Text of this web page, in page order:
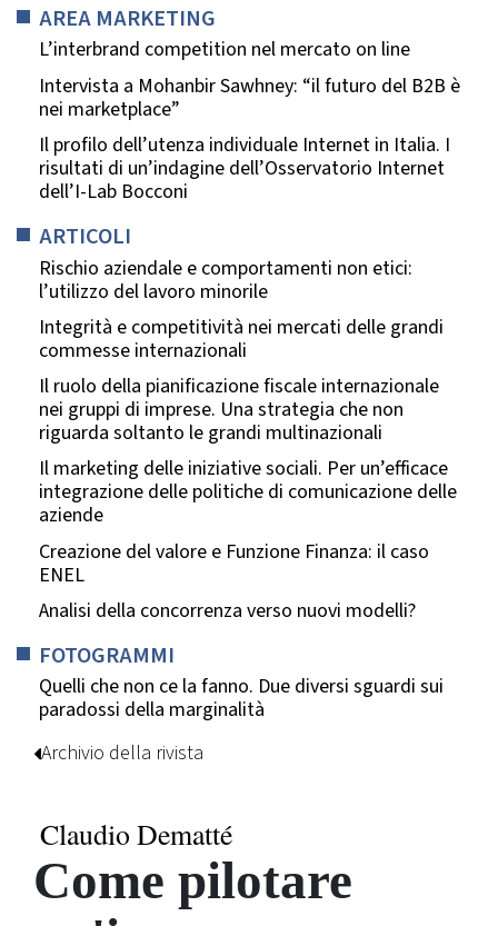
AREA MARKETING
L’interbrand competition nel mercato on line
Intervista a Mohanbir Sawhney: “il futuro del B2B è
nei marketplace”
Il profilo dell’utenza individuale Internet in Italia. I
risultati di un’indagine dell’Osservatorio Internet
dell’I-Lab Bocconi
ARTICOLI
Rischio aziendale e comportamenti non etici:
l’utilizzo del lavoro minorile
Integrità e competitività nei mercati delle grandi
commesse internazionali
Il ruolo della pianificazione fiscale internazionale
nei gruppi di imprese. Una strategia che non
riguarda soltanto le grandi multinazionali
Il marketing delle iniziative sociali. Per un’efficace
integrazione delle politiche di comunicazione delle
aziende
Creazione del valore e Funzione Finanza: il caso
ENEL
Analisi della concorrenza verso nuovi modelli?
FOTOGRAMMI
Quelli che non ce la fanno. Due diversi sguardi sui
paradossi della marginalità
Archivio della rivista
Claudio Dematté
Come pilotare